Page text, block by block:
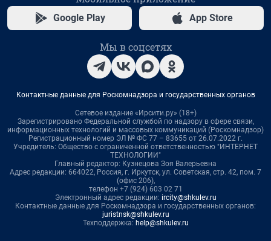
Google Play App Store
Мы в соцсетях
Контактные данные для Роскомнадзора и государственных органов
Сетевое издание «Ирсити.ру» (18+)
Зарегистрировано Федеральной службой по надзору в сфере связи,
информационных технологий и массовых коммуникаций (Роскомнадзор)
Регистрационный номер ЭЛ № ФС 77 – 83655 от 26.07.2022 г.
Учредитель: Общество с ограниченной ответственностью "ИНТЕРНЕТ
ТЕХНОЛОГИИ"
Главный редактор: Кузнецова Зоя Валерьевна
Адрес редакции: 664022, Россия, г. Иркутск, ул. Советская, стр. 42, пом. 7
(офис 206),
телефон +7 (924) 603 02 71
Электронный адрес редакции: ircity@shkulev.ru
Контактные данные для Роскомнадзора и государственных органов:
juristnsk@shkulev.ru
Техподдержка: help@shkulev.ru